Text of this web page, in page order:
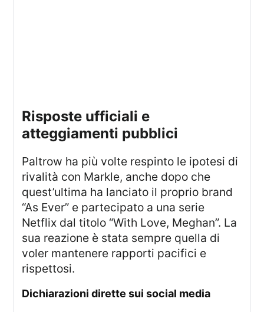
risposte ufficiali e
atteggiamenti pubblici
Paltrow ha più volte respinto le ipotesi di
rivalità con Markle, anche dopo che
quest’ultima ha lanciato il proprio brand
“As Ever” e partecipato a una serie
Netflix dal titolo “With Love, Meghan”. La
sua reazione è stata sempre quella di
voler mantenere rapporti pacifici e
rispettosi.
dichiarazioni dirette sui social media